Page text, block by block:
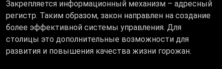
Закрепляется информационный механизм – адресный
регистр. Таким образом, закон направлен на создание
более эффективной системы управления. Для
столицы это дополнительные возможности для
развития и повышения качества жизни горожан.